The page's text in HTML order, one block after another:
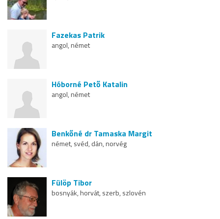
Fazekas Patrik
angol, német
Hóborné Pető Katalin
angol, német
Benkőné dr Tamaska Margit
német, svéd, dán, norvég
Fülöp Tibor
bosnyák, horvát, szerb, szlovén